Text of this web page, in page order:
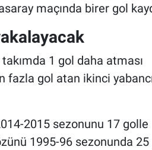
maçında birer gol
1 gol daha atması
fazla gol atan ikinci
2015 sezonunu 17 golle
1995-96 sezonunda